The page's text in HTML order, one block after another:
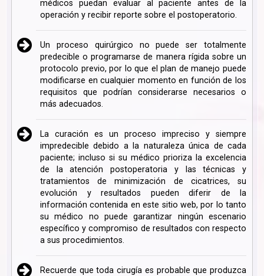
médicos puedan evaluar al paciente antes de la
operación y recibir reporte sobre el postoperatorio.
Un proceso quirúrgico no puede ser totalmente
predecible o programarse de manera rígida sobre un
protocolo previo, por lo que el plan de manejo puede
modificarse en cualquier momento en función de los
requisitos que podrían considerarse necesarios o
más adecuados.
La curación es un proceso impreciso y siempre
impredecible debido a la naturaleza única de cada
paciente; incluso si su médico prioriza la excelencia
de la atención postoperatoria y las técnicas y
tratamientos de minimización de cicatrices, su
evolución y resultados pueden diferir de la
información contenida en este sitio web, por lo tanto
su médico no puede garantizar ningún escenario
específico y compromiso de resultados con respecto
a sus procedimientos.
Recuerde que toda cirugía es probable que produzca